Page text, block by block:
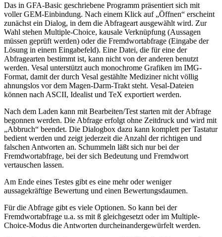
Das in GFA-Basic geschriebene Programm präsentiert sich mit
voller GEM-Einbindung. Nach einem Klick auf „Öffnen“ erscheint
zunächst ein Dialog, in dem die Abfrageart ausgewählt wird. Zur
Wahl stehen Multiple-Choice, kausale Verknüpfung (Aussagen
müssen geprüft werden) oder die Fremdwortabfrage (Eingabe der
Lösung in einem Eingabefeld). Eine Datei, die für eine der
Abfragearten bestimmt ist, kann nicht von der anderen benutzt
werden. Vesal unterstützt auch monochrome Grafiken im IMG-
Format, damit der durch Vesal gestählte Mediziner nicht völlig
ahnungslos vor dem Magen-Darm-Trakt steht. Vesal-Dateien
können nach ASCII, Idealist und TeX exportiert werden.
Nach dem Laden kann mit Bearbeiten/Test starten mit der Abfrage
begonnen werden. Die Abfrage erfolgt ohne Zeitdruck und wird mit
„Abbruch“ beendet. Die Dialogbox dazu kann komplett per Tastatur
bedient werden und zeigt jederzeit die Anzahl der richtigen und
falschen Antworten an. Schummeln läßt sich nur bei der
Fremdwortabfrage, bei der sich Bedeutung und Fremdwort
vertauschen lassen.
Am Ende eines Testes gibt es eine mehr oder weniger
aussagekräftige Bewertung und einen Bewertungsdaumen.
Für die Abfrage gibt es viele Optionen. So kann bei der
Fremdwortabfrage u.a. ss mit ß gleichgesetzt oder im Multiple-
Choice-Modus die Antworten durcheinandergewürfelt werden.